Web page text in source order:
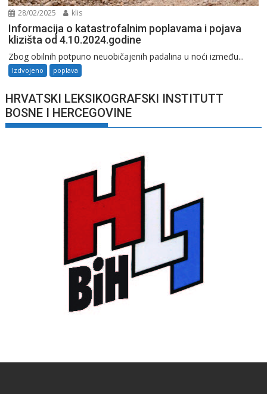
28/02/2025 klis
Informacija o katastrofalnim poplavama i pojava
klizišta od 4.10.2024.godine
Zbog obilnih potpuno neuobičajenih padalina u noći između...
Izdvojeno poplava
HRVATSKI LEKSIKOGRAFSKI INSTITUTT
BOSNE I HERCEGOVINE